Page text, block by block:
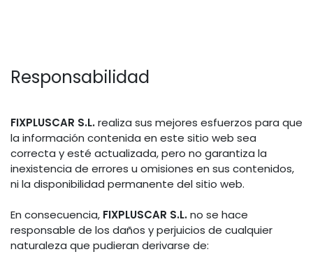
Responsabilidad
FIXPLUSCAR S.L.realiza sus mejores esfuerzos para que
la información contenida en este sitio web sea
correcta y esté actualizada, pero no garantiza la
inexistencia de errores u omisiones en sus contenidos,
ni la disponibilidad permanente del sitio web.
En consecuencia, FIXPLUSCAR S.L.no se hace
responsable de los daños y perjuicios de cualquier
naturaleza que pudieran derivarse de: